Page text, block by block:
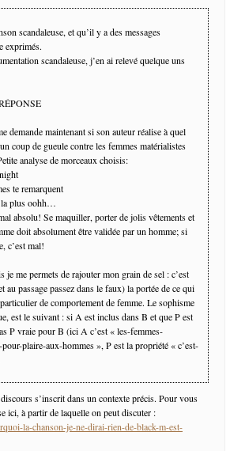
scandaleuse, et qu’il y a des messages
exprimés.
scandaleuse, j’en ai relevé quelque uns
demande maintenant si son auteur réalise à quel
coup de gueule contre les femmes matérialistes
analyse de morceaux choisis:
te remarquent
la plus oohh…
absolu! Se maquiller, porter de jolis vêtements et
doit absolument être validée par un homme; si
c’est mal!
je me permets de rajouter mon grain de sel : c’est
passage passez dans le faux) la portée de ce qui
de comportement de femme. Le sophisme
est le suivant : si A est inclus dans B et que P est
P vraie pour B (ici A c’est « les-femmes-
plaire-aux-hommes », P est la propriété « c’est-
s’inscrit dans un contexte précis. Pour vous
ici, à partir de laquelle on peut discuter :
la-chanson-je-ne-dirai-rien-de-black-m-est-